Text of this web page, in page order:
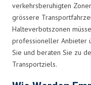
verkehrsberuhigten
grössere
Halteverbotszonen
professioneller Anbieter
Sie und beraten Sie zu
Transportziels.